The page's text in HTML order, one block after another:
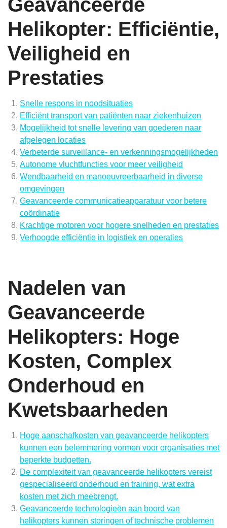
Geavanceerde
Helikopter: Efficiëntie,
Veiligheid en
Prestaties
Snelle respons in noodsituaties
Efficiënt transport van patiënten naar ziekenhuizen
Mogelijkheid tot snelle levering van goederen naar
afgelegen locaties
Verbeterde surveillance- en verkenningsmogelijkheden
Autonome vluchtfuncties voor meer veiligheid
Wendbaarheid en manoeuvreerbaarheid in diverse
omgevingen
Geavanceerde communicatieapparatuur voor betere
coördinatie
Krachtige motoren voor hogere snelheden en prestaties
Verhoogde efficiëntie in logistiek en operaties
Nadelen van
Geavanceerde
Helikopters: Hoge
Kosten, Complex
Onderhoud en
Kwetsbaarheden
Hoge aanschafkosten van geavanceerde helikopters
kunnen een belemmering vormen voor organisaties met
beperkte budgetten.
De complexiteit van geavanceerde helikopters vereist
gespecialiseerd onderhoud en training, wat extra
kosten met zich meebrengt.
Geavanceerde technologieën aan boord van
helikopters kunnen storingen of technische problemen